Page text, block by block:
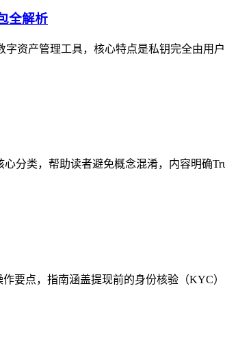
全解析
资产管理工具，核心特点是私钥完全由用
分类，帮助读者避免概念混淆，内容明确
要点，指南涵盖提现前的身份核验（KYC